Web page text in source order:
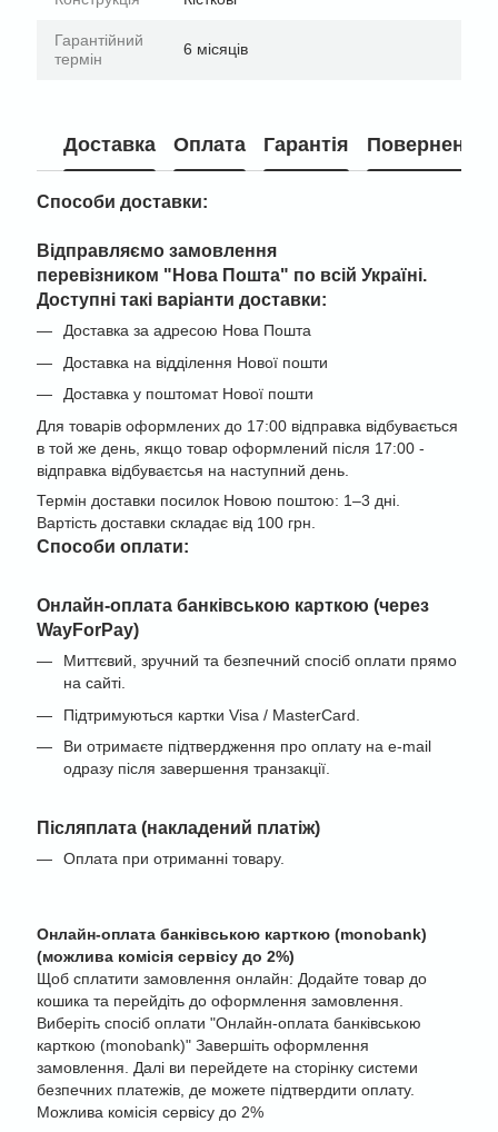
Гарантійний
термін
6 місяців
Доставка Оплата Гарантія Повернення
Способи доставки:
Відправляємо замовлення
перевізником " Нова Пошта" по всій Україні.
Доступні такі варіанти доставки:
Доставка за адресою Нова Пошта
Доставка на відділення Нової пошти
Доставка у поштомат Нової пошти
Для товарів оформлених до 17:00 відправка відбувається
в той же день, якщо товар оформлений після 17:00 -
відправка відбуваєтсья на наступний день.
Термін доставки посилок Новою поштою: 1–3 дні.
Вартість доставки складає від 100 грн.
Cпособи оплати:
Онлайн-оплата банківською карткою (через
WayForPay)
Миттєвий, зручний та безпечний спосіб оплати прямо
на сайті.
Підтримуються картки Visa / MasterCard.
Ви отримаєте підтвердження про оплату на e-mail
одразу після завершення транзакції.
Післяплата (накладений платіж)
Оплата при отриманні товару.
Онлайн-оплата банківською карткою (monobank)
(можлива комісія сервісу до 2%)
Щоб сплатити замовлення онлайн: Додайте товар до
кошика та перейдіть до оформлення замовлення.
Виберіть спосіб оплати "Онлайн-оплата банківською
карткою (monobank)" Завершіть оформлення
замовлення. Далі ви перейдете на сторінку системи
безпечних платежів, де можете підтвердити оплату.
Можлива комісія сервісу до 2%